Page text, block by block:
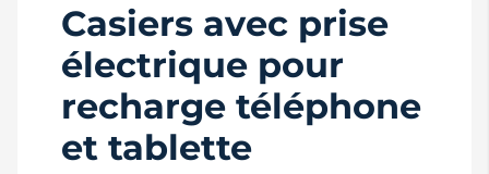
Casiers avec prise
électrique pour
recharge téléphone
et tablette